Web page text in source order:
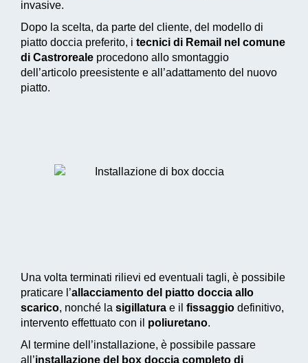
invasive.
Dopo la scelta, da parte del cliente, del modello di
piatto doccia preferito, i tecnici di Remail nel comune
di Castroreale procedono allo smontaggio
dell’articolo preesistente e all’adattamento del nuovo
piatto.
Una volta terminati rilievi ed eventuali tagli, è possibile
praticare l’allacciamento del piatto doccia allo
scarico, nonché la sigillatura e il fissaggio definitivo,
intervento effettuato con il poliuretano.
Al termine dell’installazione, è possibile passare
all’installazione del box doccia completo di